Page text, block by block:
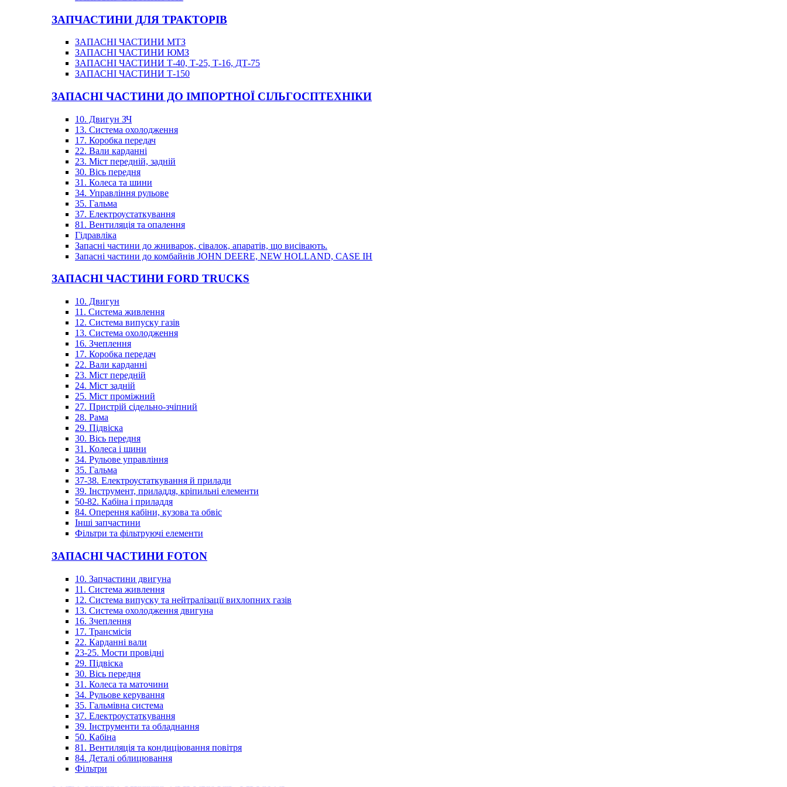
ЗАПЧАСТИНИ ДЛЯ ТРАКТОРІВ
ЗАПАСНІ ЧАСТИНИ МТЗ
ЗАПАСНІ ЧАСТИНИ ЮМЗ
ЗАПАСНІ ЧАСТИНИ Т-40, Т-25, Т-16, ДТ-75
ЗАПАСНІ ЧАСТИНИ Т-150
ЗАПАСНІ ЧАСТИНИ ДО ІМПОРТНОЇ СІЛЬГОСПТЕХНІКИ
10. Двигун ЗЧ
13. Система охолодження
17. Коробка передач
22. Вали карданні
23. Міст передній, задній
30. Вісь передня
31. Колеса та шини
34. Управління рульове
35. Гальма
37. Електроустаткування
81. Вентиляція та опалення
Гідравліка
Запасні частини до жниварок, сівалок, апаратів, що висівають.
Запасні частини до комбайнів JOHN DEERE, NEW HOLLAND, CASE IH
ЗАПАСНІ ЧАСТИНИ FORD TRUCKS
10. Двигун
11. Система живлення
12. Система випуску газів
13. Система охолодження
16. Зчеплення
17. Коробка передач
22. Вали карданні
23. Міст передній
24. Міст задній
25. Міст проміжний
27. Пристрій сідельно-зчіпний
28. Рама
29. Підвіска
30. Вісь передня
31. Колеса і шини
34. Рульове управління
35. Гальма
37-38. Електроустаткування й прилади
39. Інструмент, приладдя, кріпильні елементи
50-82. Кабіна і приладдя
84. Оперення кабіни, кузова та обвіс
Інші запчастини
Фільтри та фільтруючі елементи
ЗАПАСНІ ЧАСТИНИ FOTON
10. Запчастини двигуна
11. Система живлення
12. Система випуску та нейтралізації вихлопних газів
13. Система охолодження двигуна
16. Зчеплення
17. Трансмісія
22. Карданні вали
23-25. Мости провідні
29. Підвіска
30. Вісь передня
31. Колеса та маточини
34. Рульове керування
35. Гальмівна система
37. Електроустаткування
39. Інструменти та обладнання
50. Кабіна
81. Вентиляція та кондиціювання повітря
84. Деталі облицювання
Фільтри